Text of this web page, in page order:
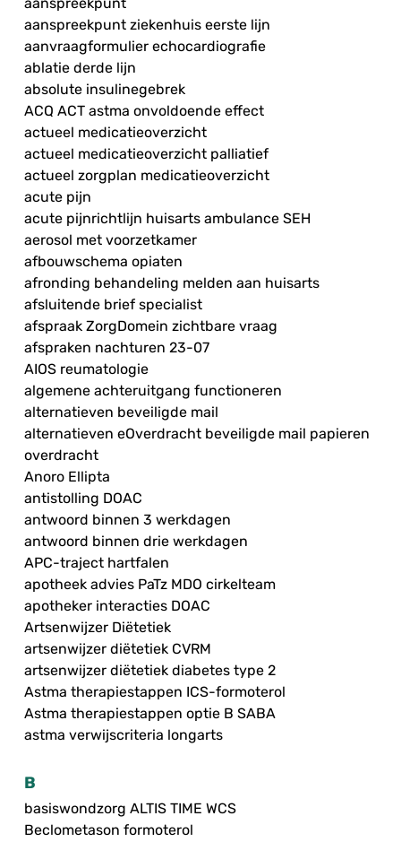
aanspreekpunt ziekenhuis eerste lijn
aanvraagformulier echocardiografie
ablatie derde lijn
absolute insulinegebrek
ACQ ACT astma onvoldoende effect
actueel medicatieoverzicht
actueel medicatieoverzicht palliatief
actueel zorgplan medicatieoverzicht
acute pijn
acute pijnrichtlijn huisarts ambulance SEH
aerosol met voorzetkamer
afbouwschema opiaten
afronding behandeling melden aan huisarts
afsluitende brief specialist
afspraak ZorgDomein zichtbare vraag
afspraken nachturen 23-07
AIOS reumatologie
algemene achteruitgang functioneren
alternatieven beveiligde mail
alternatieven eOverdracht beveiligde mail papieren
overdracht
Anoro Ellipta
antistolling DOAC
antwoord binnen 3 werkdagen
antwoord binnen drie werkdagen
APC-traject hartfalen
apotheek advies PaTz MDO cirkelteam
apotheker interacties DOAC
Artsenwijzer Diëtetiek
artsenwijzer diëtetiek CVRM
artsenwijzer diëtetiek diabetes type 2
Astma therapiestappen ICS-formoterol
Astma therapiestappen optie B SABA
astma verwijscriteria longarts
B
basiswondzorg ALTIS TIME WCS
Beclometason formoterol